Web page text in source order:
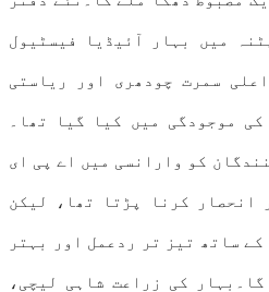
کو پٹنہ میں بہار آئیڈیا فیسٹیول
سمرت چودھری اور ریاستی
موجودگی میں کیا گیا تھا۔
کو وارانسی میں اے پی ای
انحصار کرنا پڑتا تھا، لیکن
ساتھ تیز تر ردعمل اور بہتر
کی زراعت شاہی لیچی،